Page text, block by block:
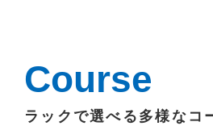
Course
ラックで選べる多様なコ